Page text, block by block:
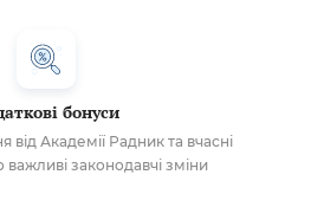
бонуси
від Академії Радник та вчасні
законодавчі зміни